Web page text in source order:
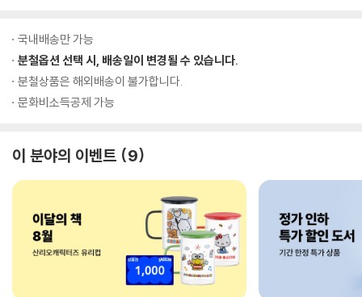
국내배송만 가능
분철옵션 선택 시, 배송일이 변경될 수 있습니다.
분철상품은 해외배송이 불가합니다.
문화비소득공제 가능
이 분야의 이벤트 9